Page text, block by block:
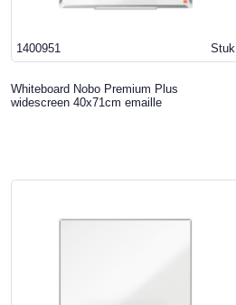
Stuk
1400951
Whiteboard Nobo Premium Plus
widescreen 40x71cm emaille